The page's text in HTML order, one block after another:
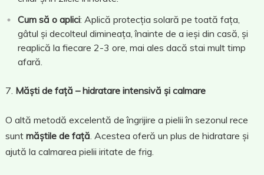
Cum să o aplici: Aplică protecția solară pe toată fața,
gâtul și decolteul dimineața, înainte de a ieși din casă, și
reaplică la fiecare 2-3 ore, mai ales dacă stai mult timp
afară.
Măști de față – hidratare intensivă și calmare
O altă metodă excelentă de îngrijire a pielii în sezonul rece
sunt măștile de față. Acestea oferă un plus de hidratare și
ajută la calmarea pielii iritate de frig.